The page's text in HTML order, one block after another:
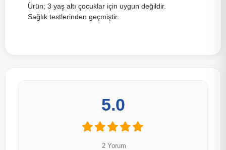
Ürün; 3 yaş altı çocuklar için uygun değildir.
Sağlık testlerinden geçmiştir.
5.0
2 Yorum